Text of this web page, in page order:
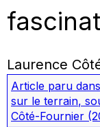
Laurence
Article paru dans
sur le terrain,
Côté-Fournier